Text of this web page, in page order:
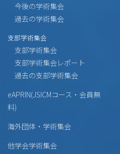
今後の学術集会
過去の学術集会
支部学術集会
支部学術集会
支部学術集会レポート
過去の支部学術集会
eAPRIN(JSICMコース・会員無
料)
海外団体・学術集会
他学会学術集会